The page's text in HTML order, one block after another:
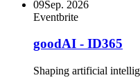
09Sep. 2026
Eventbrite
goodAI - ID365
Shaping artificial